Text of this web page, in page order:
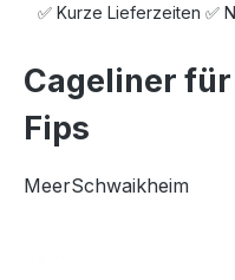
✅ Kurze Lieferzeiten ✅
Cageliner
Fips
MeerSchwaikheim